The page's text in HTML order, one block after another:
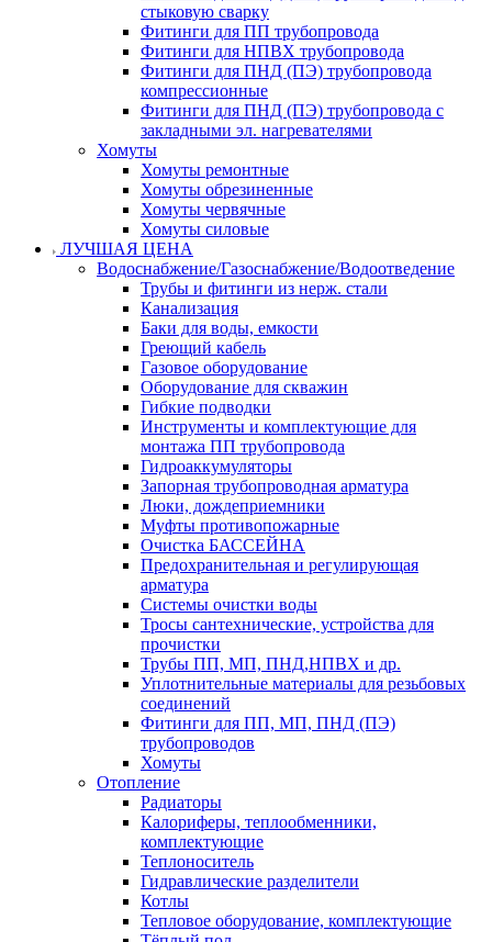
стыковую сварку
Фитинги для ПП трубопровода
Фитинги для НПВХ трубопровода
Фитинги для ПНД (ПЭ) трубопровода
компрессионные
Фитинги для ПНД (ПЭ) трубопровода с
закладными эл. нагревателями
Хомуты
Хомуты ремонтные
Хомуты обрезиненные
Хомуты червячные
Хомуты силовые
ЛУЧШАЯ ЦЕНА
Водоснабжение/Газоснабжение/Водоотведение
Трубы и фитинги из нерж. стали
Канализация
Баки для воды, емкости
Греющий кабель
Газовое оборудование
Оборудование для скважин
Гибкие подводки
Инструменты и комплектующие для
монтажа ПП трубопровода
Гидроаккумуляторы
Запорная трубопроводная арматура
Люки, дождеприемники
Муфты противопожарные
Очистка БАССЕЙНА
Предохранительная и регулирующая
арматура
Системы очистки воды
Тросы сантехнические, устройства для
прочистки
Трубы ПП, МП, ПНД,НПВХ и др.
Уплотнительные материалы для резьбовых
соединений
Фитинги для ПП, МП, ПНД (ПЭ)
трубопроводов
Хомуты
Отопление
Радиаторы
Калориферы, теплообменники,
комплектующие
Теплоноситель
Гидравлические разделители
Котлы
Тепловое оборудование, комплектующие